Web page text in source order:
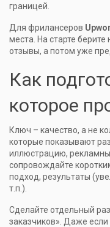
границей.
Для фрилансеров
места. На старте
отзывы, а потом уже
Как
которое
Ключ – качество, а не
которые показывают
иллюстрацию,
сопровождайте
подход, результаты
т.п.).
Сделайте отдельный
заказчиков». Даже если